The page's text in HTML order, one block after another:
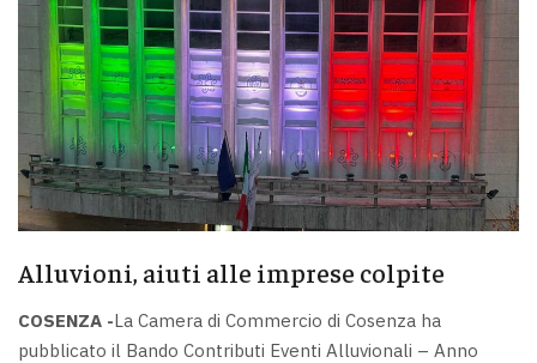
Alluvioni, aiuti alle imprese colpite
COSENZA -La Camera di Commercio di Cosenza ha
pubblicato il Bando Contributi Eventi Alluvionali – Anno